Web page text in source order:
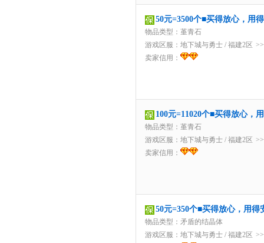
50元=3500个■买得放心，用
物品类型：堇青石
游戏区服： 地下城与勇士 / 福建2区
卖家信用：
100元=11020个■买得放心，
物品类型：堇青石
游戏区服： 地下城与勇士 / 福建2区
卖家信用：
50元=350个■买得放心，用得
物品类型：矛盾的结晶体
游戏区服： 地下城与勇士 / 福建2区